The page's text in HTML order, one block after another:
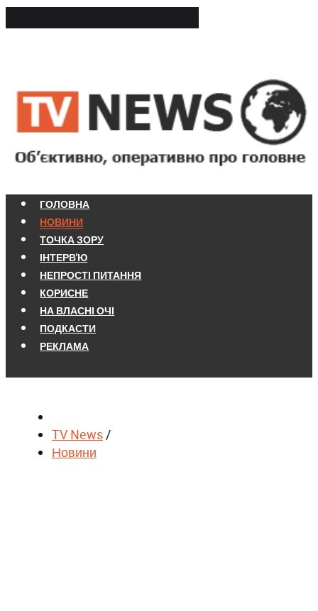
ГОЛОВНА
НОВИНИ
ТОЧКА ЗОРУ
ІНТЕРВ'Ю
НЕПРОСТІ ПИТАННЯ
КОРИСНЕ
НА ВЛАСНІ ОЧІ
ПОДКАСТИ
РЕКЛАМА
TV News/
Новини